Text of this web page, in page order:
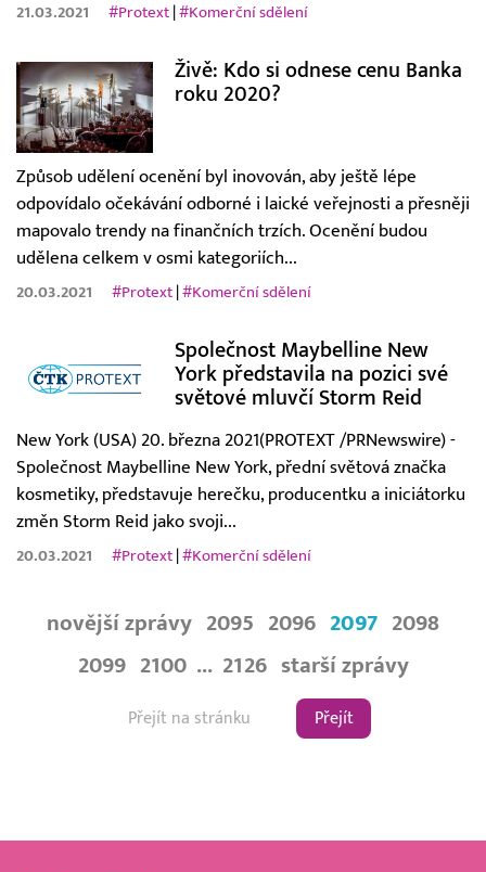
21.03.2021 #Protext| #Komerční sdělení
Živě: Kdo si odnese cenu Banka
roku 2020?
Způsob udělení ocenění byl inovován, aby ještě lépe
odpovídalo očekávání odborné i laické veřejnosti a přesněji
mapovalo trendy na finančních trzích. Ocenění budou
udělena celkem v osmi kategoriích...
20.03.2021 #Protext| #Komerční sdělení
Společnost Maybelline New
York představila na pozici své
světové mluvčí Storm Reid
New York (USA) 20. března 2021(PROTEXT /PRNewswire) -
Společnost Maybelline New York, přední světová značka
kosmetiky, představuje herečku, producentku a iniciátorku
změn Storm Reid jako svoji...
20.03.2021 #Protext| #Komerční sdělení
novější zprávy 2095 2096 2097 2098
2099 2100 ... 2126 starší zprávy
Přejít